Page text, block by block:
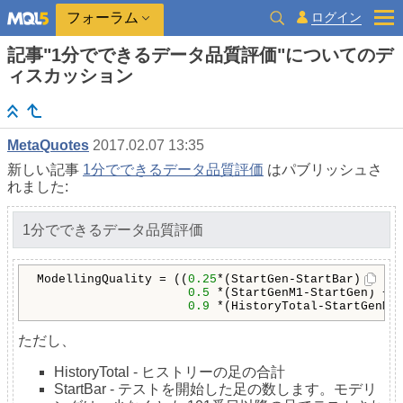
フォーラム ログイン
記事"1分でできるデータ品質評価"についてのデ
ィスカッション
MetaQuotes 2017.02.07 13:35
新しい記事 1分でできるデータ品質評価 はパブリッシュさ
れました:
1分でできるデータ品質評価
ModellingQuality = (( 0.25*(StartGen-StartBar) +
0.5 *(StartGenM1-StartGen) +
0.9 *(HistoryTotal-
ただし、
HistoryTotal - ヒストリーの足の合計
StartBar - テストを開始した足の数します。モデリ